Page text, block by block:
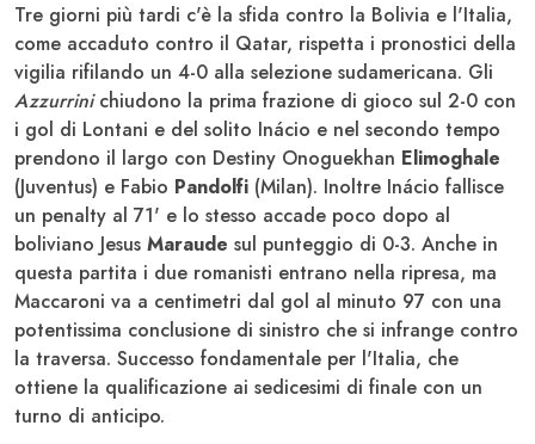
Tre giorni più tardi c'è la sfida contro la Bolivia e l'Italia,
come accaduto contro il Qatar, rispetta i pronostici della
vigilia rifilando un 4-0 alla selezione sudamericana. Gli
Azzurrinichiudono la prima frazione di gioco sul 2-0 con
i gol di Lontani e del solito Inácio e nel secondo tempo
prendono il largo con Destiny Onoguekhan Elimoghale
(Juventus) e Fabio Pandolfi (Milan). Inoltre Inácio fallisce
un penalty al 71' e lo stesso accade poco dopo al
boliviano Jesus Maraude sul punteggio di 0-3. Anche in
questa partita i due romanisti entrano nella ripresa, ma
Maccaroni va a centimetri dal gol al minuto 97 con una
potentissima conclusione di sinistro che si infrange contro
la traversa. Successo fondamentale per l'Italia, che
ottiene la qualificazione ai sedicesimi di finale con un
turno di anticipo.